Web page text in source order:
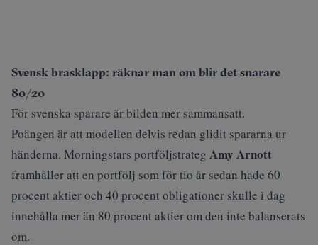
Svensk brasklapp: räknar man om blir det snarare
80/20
För svenska sparare är bilden mer sammansatt.
Poängen är att modellen delvis redan glidit spararna ur
händerna. Morningstars portföljstrateg Amy Arnott
framhålleratt en portfölj som för tio år sedan hade 60
procent aktier och 40 procent obligationer skulle i dag
innehålla mer än 80 procent aktier om den inte balanserats
om.